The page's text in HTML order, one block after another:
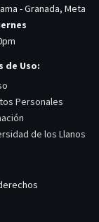
- Granada, Meta
de Uso:
Personales
de los Llanos